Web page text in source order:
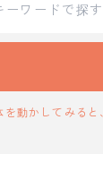
を動かしてみる